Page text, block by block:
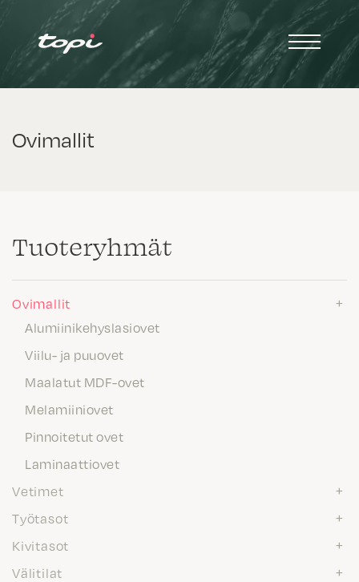
Ovimallit
Tuote­ryhmät
Ovimallit
Alumiinikehyslasiovet
Viilu- ja puuovet
Maalatut MDF-ovet
Melamiiniovet
Pinnoitetut ovet
Laminaattiovet
Vetimet
Työtasot
Kivitasot
Välitilat